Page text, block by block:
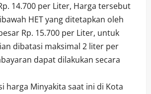
14.700 per Liter, Harga tersebut
HET yang ditetapkan oleh
Rp. 15.700 per Liter, untuk
dibatasi maksimal 2 liter per
dapat dilakukan secara
harga Minyakita saat ini di Kota